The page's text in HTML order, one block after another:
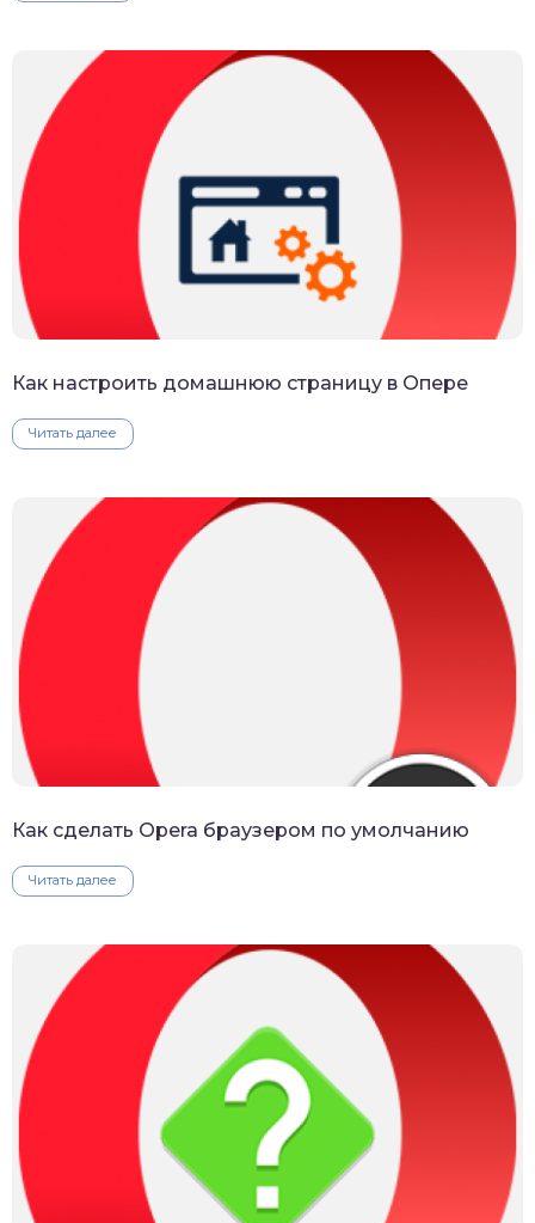
Как настроить домашнюю страницу в Опере
Читать далее
Как сделать Opera браузером по умолчанию
Читать далее